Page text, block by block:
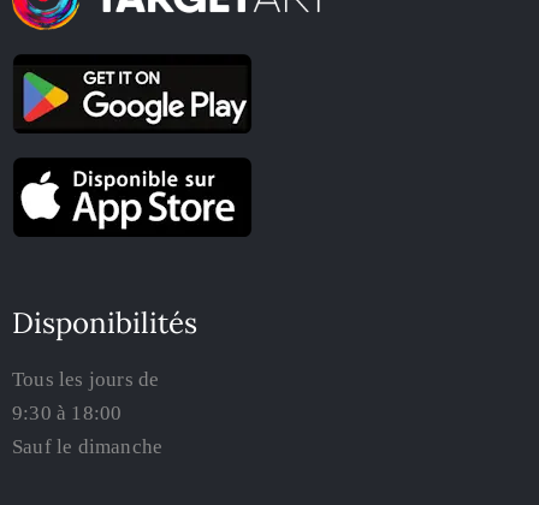
Disponibilités
Tous les jours de
9:30 à 18:00
Sauf le dimanche